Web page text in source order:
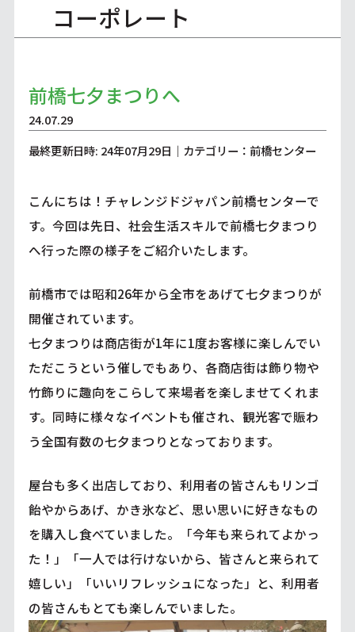
コーポレート
前橋七夕まつりへ
24.07.29
最終更新日時: 24年07月29日｜カテゴリー：前橋センター
こんにちは！チャレンジドジャパン前橋センターで
す。今回は先日、社会生活スキルで前橋七夕まつり
へ行った際の様子をご紹介いたします。
前橋市では昭和26年から全市をあげて七夕まつりが
開催されています。
七夕まつりは商店街が1年に1度お客様に楽しんでい
ただこうという催しでもあり、各商店街は飾り物や
竹飾りに趣向をこらして来場者を楽しませてくれま
す。同時に様々なイベントも催され、観光客で賑わ
う全国有数の七夕まつりとなっております。
屋台も多く出店しており、利用者の皆さんもリンゴ
飴やからあげ、かき氷など、思い思いに好きなもの
を購入し食べていました。「今年も来られてよかっ
た！」「一人では行けないから、皆さんと来られて
嬉しい」「いいリフレッシュになった」と、利用者
の皆さんもとても楽しんでいました。